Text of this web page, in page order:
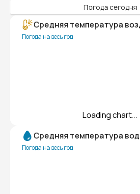
Погода сегодня
Средняя температура
Погода на весь год
Loading chart...
Средняя температура
Погода на весь год